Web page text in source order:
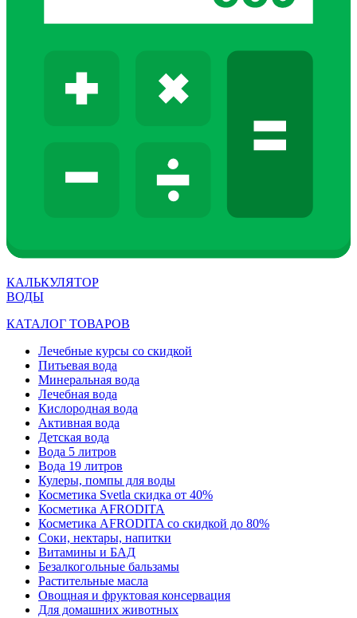
КАЛЬКУЛЯТОР
ВОДЫ
КАТАЛОГ ТОВАРОВ
Лечебные курсы со скидкой
Питьевая вода
Минеральная вода
Лечебная вода
Кислородная вода
Активная вода
Детская вода
Вода 5 литров
Вода 19 литров
Кулеры, помпы для воды
Косметика Svetla скидка от 40%
Косметика AFRODITA
Косметика AFRODITA со скидкой до 80%
Соки, нектары, напитки
Витамины и БАД
Безалкогольные бальзамы
Растительные масла
Овощная и фруктовая консервация
Для домашних животных